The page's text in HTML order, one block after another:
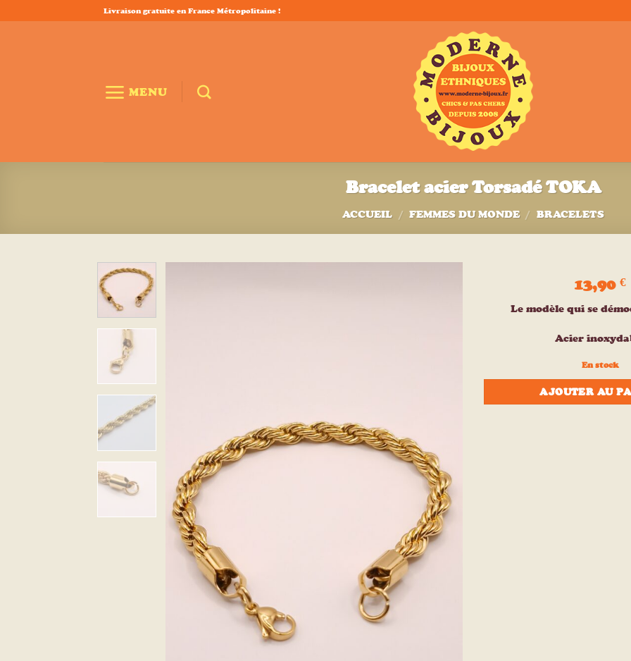
au
Livraison gratuite en France Métropolitaine !
MENU
Bracelet acier Torsadé TOKA
ACCUEIL / FEMMES DU MONDE / BRACELETS
13,90 €
Le modèle qui se
Acier
En stock
AJOUTER AU